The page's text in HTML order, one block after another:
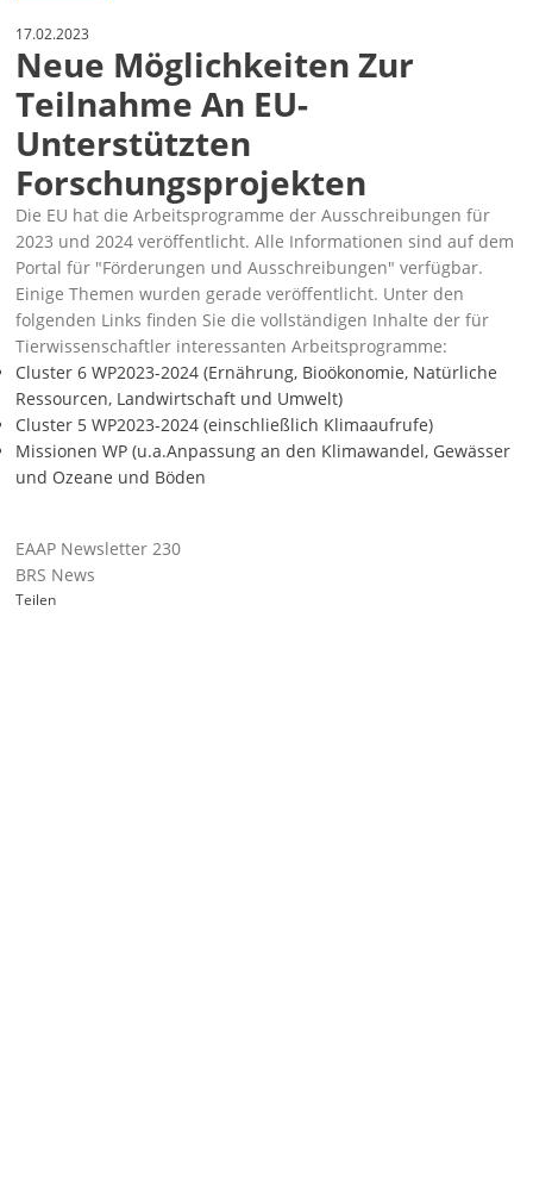
17.02.2023
Neue Möglichkeiten Zur
Teilnahme An EU-
Unterstützten
Forschungsprojekten
Die EU hat die Arbeitsprogramme der Ausschreibungen für
2023 und 2024 veröffentlicht. Alle Informationen sind auf dem
Portal für Förderungen und Ausschreibungen verfügbar.
Einige Themen wurden gerade veröffentlicht. Unter den
folgenden Links finden Sie die vollständigen Inhalte der für
Tierwissenschaftler interessanten Arbeitsprogramme:
Cluster 6 WP2023-2024 (Ernährung, Bioökonomie, Natürliche
Ressourcen, Landwirtschaft und Umwelt)
Cluster 5 WP2023-2024 (einschließlich Klimaaufrufe)
Missionen WP (u.a.Anpassung an den Klimawandel, Gewässer
und Ozeane und Böden
EAAP Newsletter 230
BRS News
Teilen